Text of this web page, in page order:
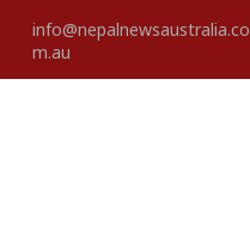
info@nepalnewsaustralia.co
m.au